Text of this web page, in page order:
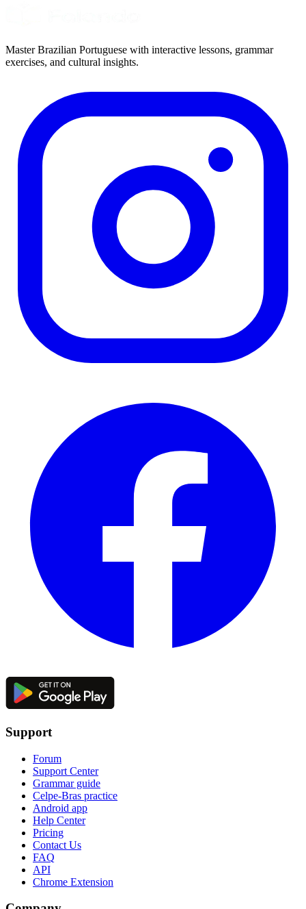
Master Brazilian Portuguese with interactive lessons, grammar
exercises, and cultural insights.
Support
Forum
Support Center
Grammar guide
Celpe-Bras practice
Android app
Help Center
Pricing
Contact Us
FAQ
API
Chrome Extension